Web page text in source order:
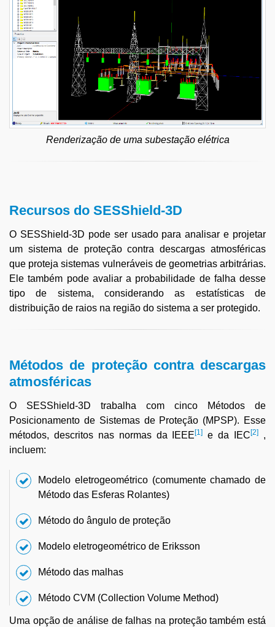
Renderização de uma subestação elétrica
Recursos do SESShield-3D
O SESShield-3D pode ser usado para analisar e projetar
um sistema de proteção contra descargas atmosféricas
que proteja sistemas vulneráveis de geometrias arbitrárias.
Ele também pode avaliar a probabilidade de falha desse
tipo de sistema, considerando as estatísticas de
distribuição de raios na região do sistema a ser protegido.
Métodos de proteção contra descargas
atmosféricas
O SESShield-3D trabalha com cinco Métodos de
Posicionamento de Sistemas de Proteção (MPSP). Esse
métodos, descritos nas normas da IEEE[1] e da IEC[2]
,
incluem:
Modelo eletrogeométrico (comumente chamado de
Método das Esferas Rolantes)
Método do ângulo de proteção
Modelo eletrogeométrico de Eriksson
Método das malhas
Método CVM (Collection Volume Method)
Uma opção de análise de falhas na proteção também está